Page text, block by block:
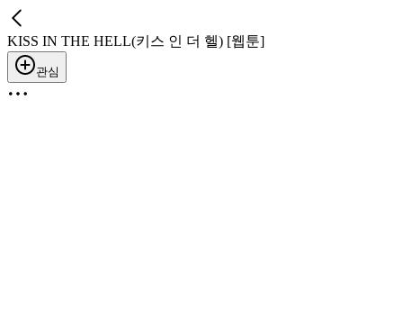
KISS IN THE HELL(키스 인 더 헬) [웹툰]
관심